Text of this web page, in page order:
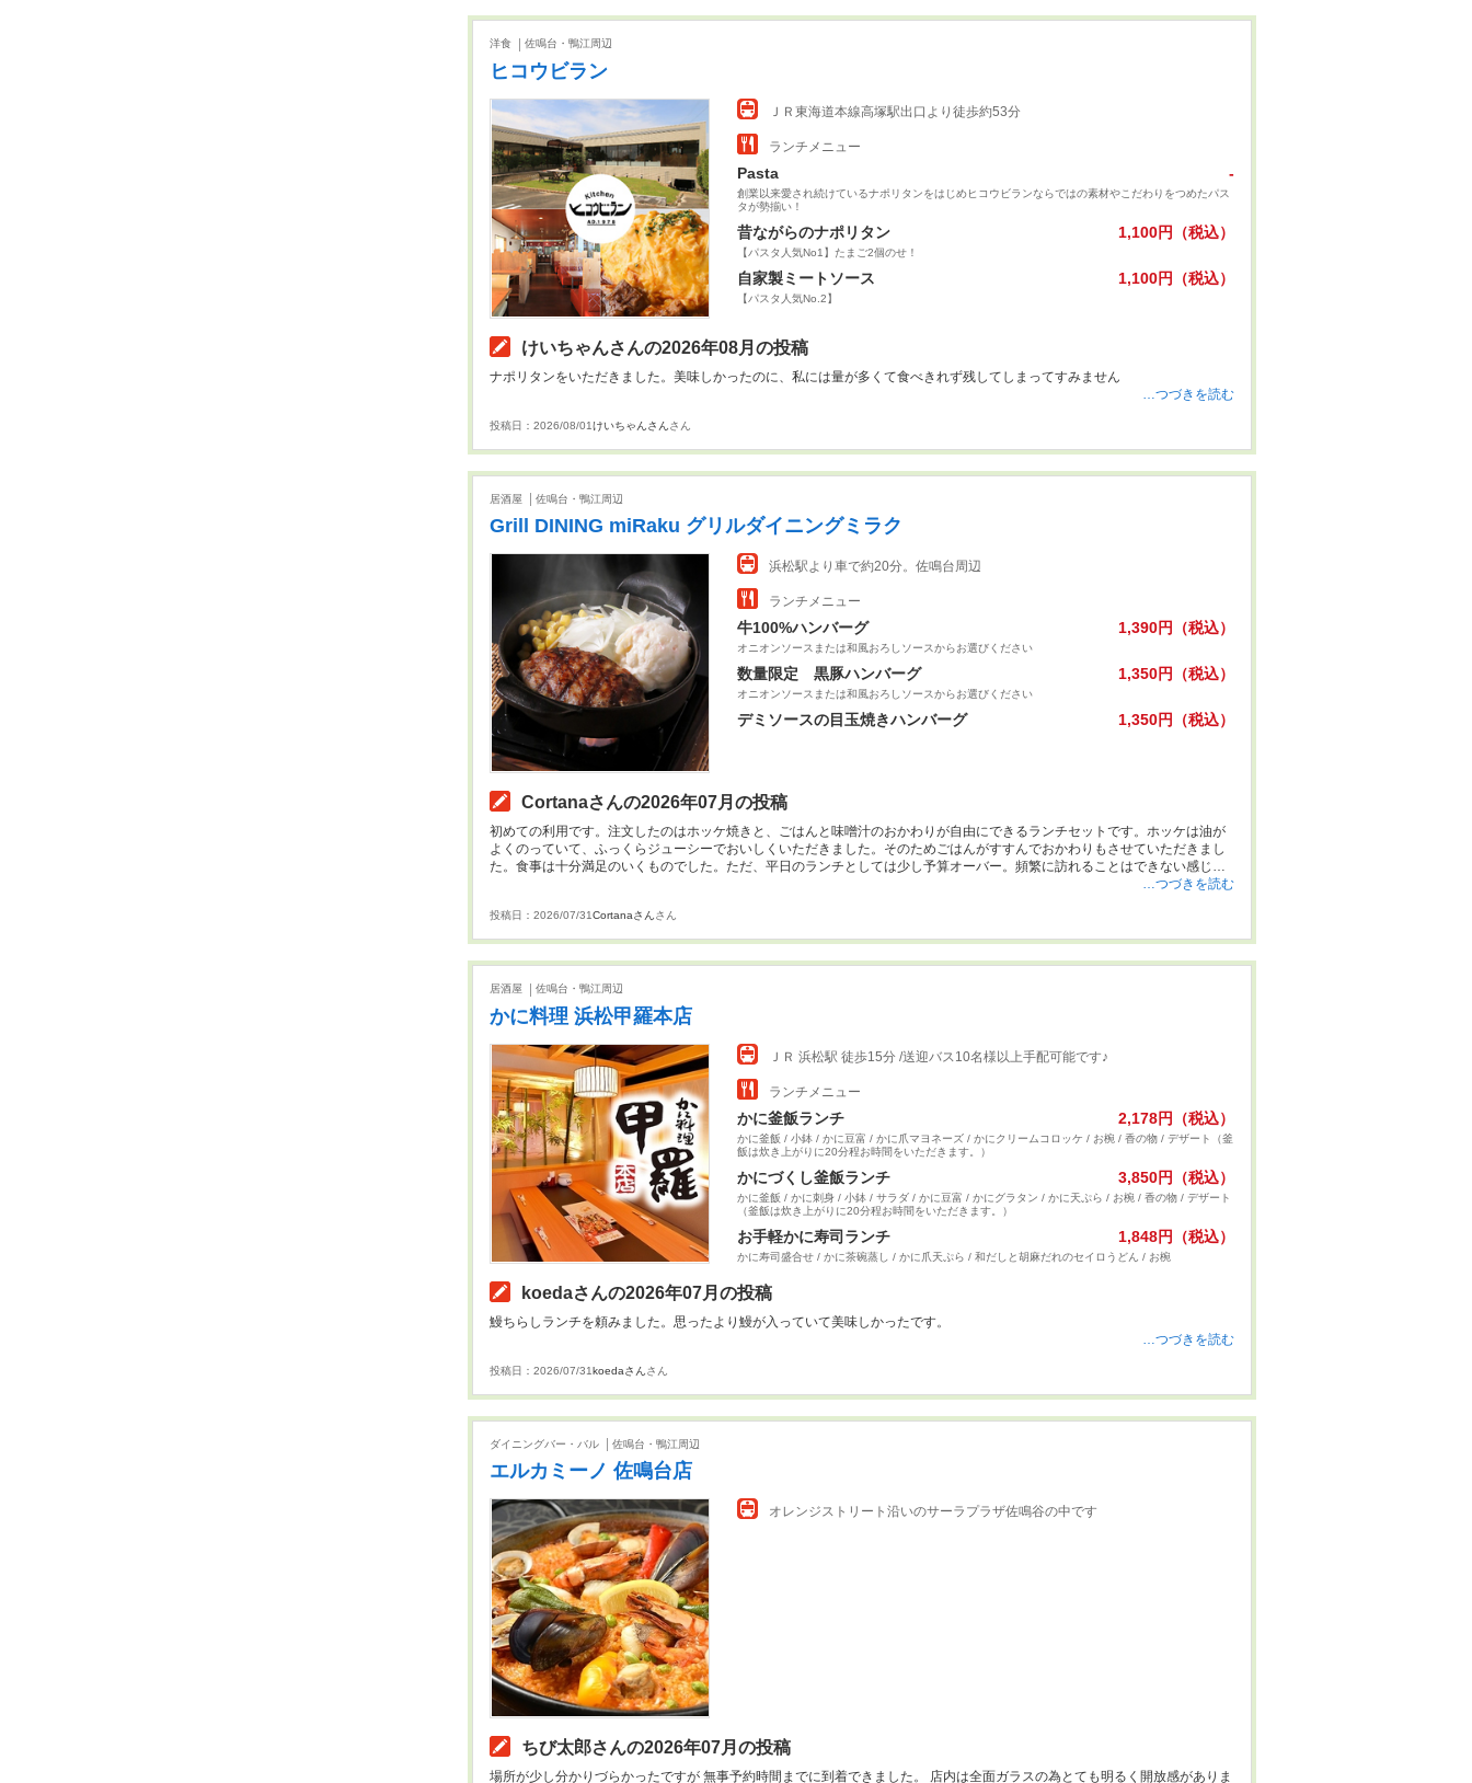
洋食 佐鳴台・鴨江周辺
ヒコウビラン
ＪＲ東海道本線高塚駅出口より徒歩約53分
ランチメニュー
Pasta -
創業以来愛され続けているナポリタンをはじめヒコウビランならではの素材やこだわりをつめたパス
タが勢揃い！
昔ながらのナポリタン 1,100円（税込）
【パスタ人気No1】たまご2個のせ！
自家製ミートソース 1,100円（税込）
【パスタ人気No.2】
けいちゃんさんの2026年08月の投稿
ナポリタンをいただきました。美味しかったのに、私には量が多くて食べきれず残してしまってすみません
…つづきを読む
投稿日：2026/08/01けいちゃんさんさん
居酒屋 佐鳴台・鴨江周辺
Grill DINING miRaku グリルダイニングミラク
浜松駅より車で約20分。佐鳴台周辺
ランチメニュー
牛100%ハンバーグ 1,390円（税込）
オニオンソースまたは和風おろしソースからお選びください
数量限定 黒豚ハンバーグ 1,350円（税込）
オニオンソースまたは和風おろしソースからお選びください
デミソースの目玉焼きハンバーグ 1,350円（税込）
Cortanaさんの2026年07月の投稿
初めての利用です。注文したのはホッケ焼きと、ごはんと味噌汁のおかわりが自由にできるランチセットです。ホッケは油が
よくのっていて、ふっくらジューシーでおいしくいただきました。そのためごはんがすすんでおかわりもさせていただきまし
た。食事は十分満足のいくものでした。ただ、平日のランチとしては少し予算オーバー。頻繁に訪れることはできない感じで
…つづきを読む
投稿日：2026/07/31Cortanaさんさん
居酒屋 佐鳴台・鴨江周辺
かに料理 浜松甲羅本店
ＪＲ 浜松駅 徒歩15分 /送迎バス10名様以上手配可能です♪
ランチメニュー
かに釜飯ランチ 2,178円（税込）
かに釜飯 / 小鉢 / かに豆富 / かに爪マヨネーズ / かにクリームコロッケ / お椀 / 香の物 / デザート（釜
飯は炊き上がりに20分程お時間をいただきます。）
かにづくし釜飯ランチ 3,850円（税込）
かに釜飯 / かに刺身 / 小鉢 / サラダ / かに豆富 / かにグラタン / かに天ぷら / お椀 / 香の物 / デザート
（釜飯は炊き上がりに20分程お時間をいただきます。）
お手軽かに寿司ランチ 1,848円（税込）
かに寿司盛合せ / かに茶碗蒸し / かに爪天ぷら / 和だしと胡麻だれのセイロうどん / お椀
koedaさんの2026年07月の投稿
鰻ちらしランチを頼みました。思ったより鰻が入っていて美味しかったです。
…つづきを読む
投稿日：2026/07/31koedaさんさん
ダイニングバー・バル 佐鳴台・鴨江周辺
エルカミーノ 佐鳴台店
オレンジストリート沿いのサーラプラザ佐鳴谷の中です
ちび太郎さんの2026年07月の投稿
場所が少し分かりづらかったですが 無事予約時間までに到着できました。 店内は全面ガラスの為とても明るく開放感がありま